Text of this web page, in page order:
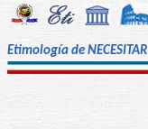
Etimología de NECESITAR